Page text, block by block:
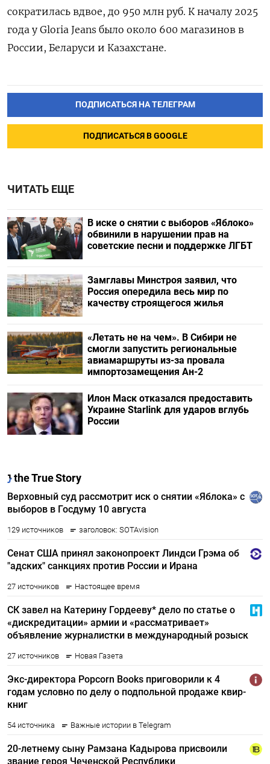
сократилась вдвое, до 950 млн руб. К началу 2025
года у Gloria Jeans было около 600 магазинов в
России, Беларуси и Казахстане.
ПОДПИСАТЬСЯ НА ТЕЛЕГРАМ
ПОДПИСАТЬСЯ В GOOGLE
ЧИТАТЬ ЕЩЕ
В иске о снятии с выборов «Яблоко»
обвинили в нарушении прав на
советские песни и поддержке ЛГБТ
Замглавы Минстроя заявил, что
Россия опередила весь мир по
качеству строящегося жилья
«Летать не на чем». В Сибири не
смогли запустить региональные
авиамаршруты из-за провала
импортозамещения Ан-2
Илон Маск отказался предоставить
Украине Starlink для ударов вглубь
России